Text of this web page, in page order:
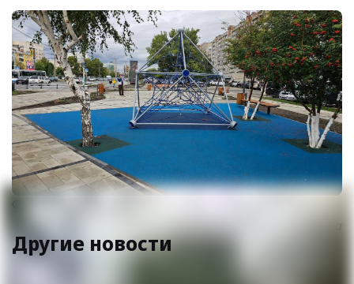
Фото и видео автора
Другие новости